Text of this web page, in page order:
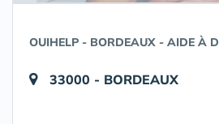
OUIHELP - BORDEAUX - AIDE À
33000 - BORDEAUX